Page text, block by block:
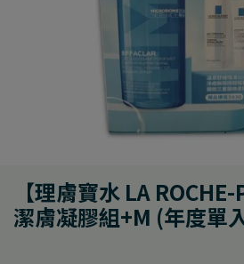
【理膚寶水 LA
潔膚凝膠組+M (年度單